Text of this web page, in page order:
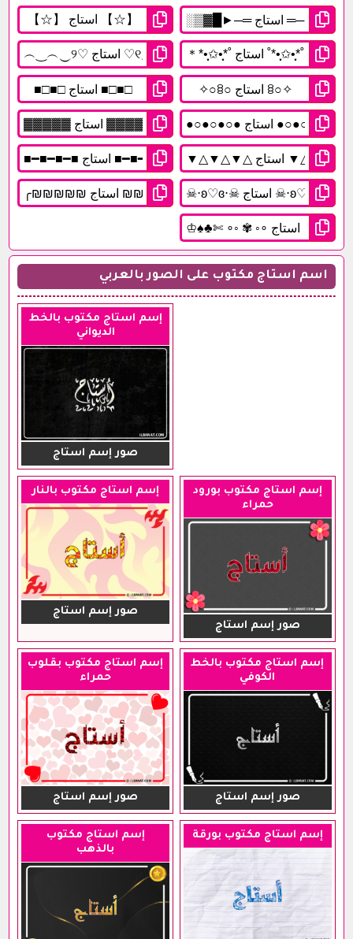
اسم استاج مكتوب على الصور بالعربي
إسم استاج مكتوب بالخط
الديواني
صور إسم استاج
إسم استاج مكتوب بورود
حمراء
صور إسم استاج
إسم استاج مكتوب بالنار
صور إسم استاج
إسم استاج مكتوب بالخط
الكوفي
صور إسم استاج
إسم استاج مكتوب بقلوب
حمراء
صور إسم استاج
إسم استاج مكتوب بورقة
إسم استاج مكتوب
بالذهب